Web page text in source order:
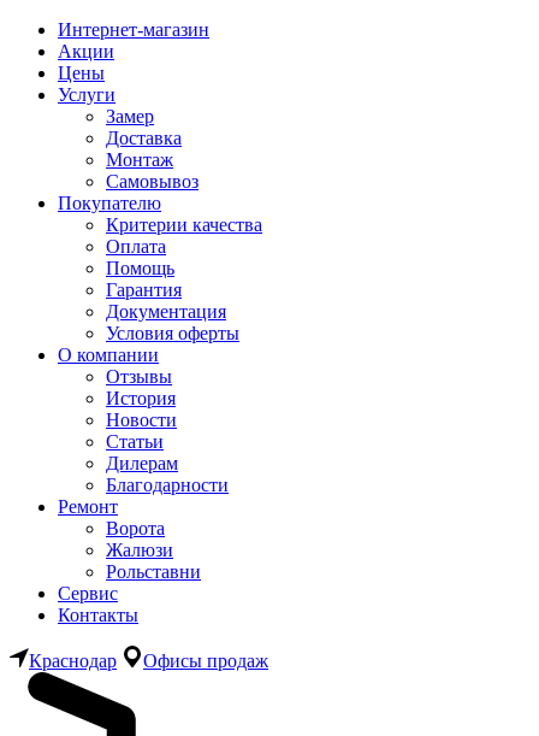
Интернет-магазин
Акции
Цены
Услуги
Замер
Доставка
Монтаж
Самовывоз
Покупателю
Критерии качества
Оплата
Помощь
Гарантия
Документация
Условия оферты
О компании
Отзывы
История
Новости
Статьи
Дилерам
Благодарности
Ремонт
Ворота
Жалюзи
Рольставни
Сервис
Контакты
Краснодар Офисы продаж